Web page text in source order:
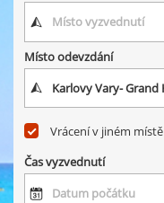
Místo odevzdání
Vrácení v jiném místě
Čas vyzvednutí